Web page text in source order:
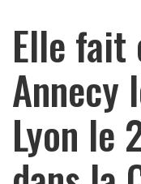
Elle fait
Annecy
Lyon le